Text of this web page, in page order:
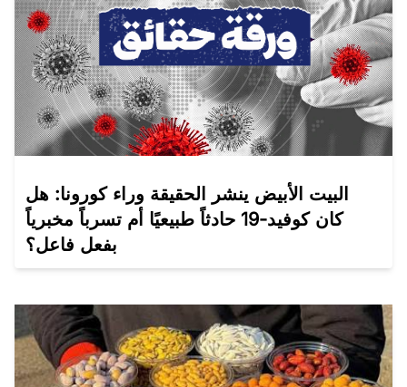
البيت الأبيض ينشر الحقيقة وراء كورونا: هل
كان كوفيد-19 حادثاً طبيعيًا أم تسرباً مخبرياً
بفعل فاعل؟